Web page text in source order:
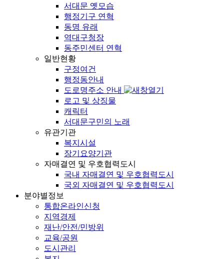
서대문 옛모습
행정기구 연혁
동명 유래
역대구청장
동주민센터 연혁
일반현황
구정여건
행정동안내
도로명주소 안내
로고 및 상징물
캐릭터
서대문구민의 노래
유관기관
복지시설
장기요양기관
자매결연 및 우호협력도시
국내 자매결연 및 우호협력도시
국외 자매결연 및 우호협력도시
분야별정보
통합온라인신청
지역경제
재난/안전/민방위
교육/공원
도시관리